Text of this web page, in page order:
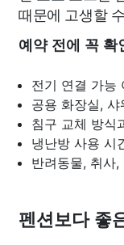
때문에 고생할
예약 전에 꼭 확
전기 연결 가능
공용 화장실,
침구 교체 방식
냉난방 사용 시
반려동물, 취사
펜션보다 좋